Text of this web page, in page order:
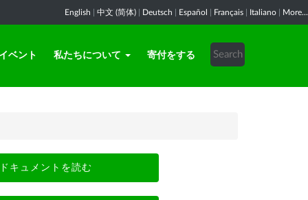
English 中文 (简体) Deutsch Español Français Italiano More...
イベント 私たちについて 寄付をする
ドキュメントを読む